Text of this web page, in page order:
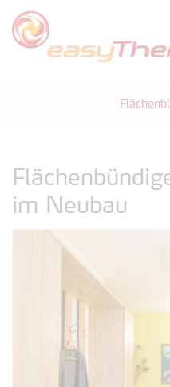
im Neubau